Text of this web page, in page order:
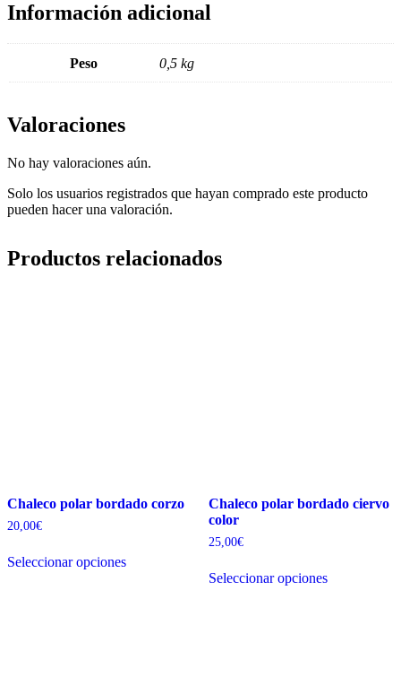
Información adicional
Peso 0,5 kg
Valoraciones
No hay valoraciones aún.
Solo los usuarios registrados que hayan comprado este producto
pueden hacer una valoración.
Productos relacionados
Chaleco polar bordado corzo
20,00€
Seleccionar opcionesproducto
Chaleco polar bordado ciervo
color
25,00€
Seleccionar opcionesproducto